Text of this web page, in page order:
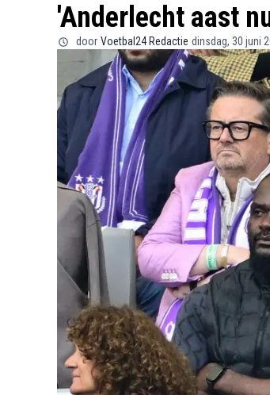
'Anderlecht aast
door Voetbal24 Redactie dinsdag, 30 juni